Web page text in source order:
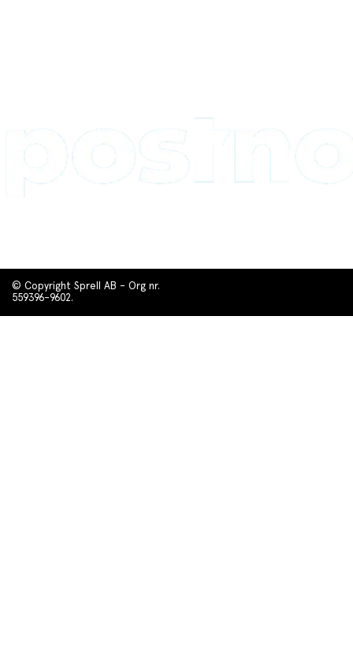
© Copyright Sprell AB - Org nr.
559396-9602.